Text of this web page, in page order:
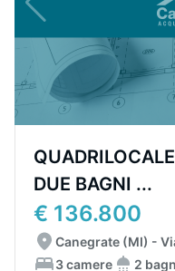
DUE BAGNI ...
€ 136.800
Canegrate (MI) -
3 camere
2